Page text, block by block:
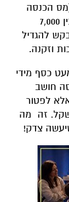
הכנסה
שלילי) לעובדים במשק שמשתכרים בין 7,000
מבקש להגדיל
וזקנה.
כסף מידי
חושב
לפטור
השכר של 9-8 אלף שקל. זה מה
צדק!